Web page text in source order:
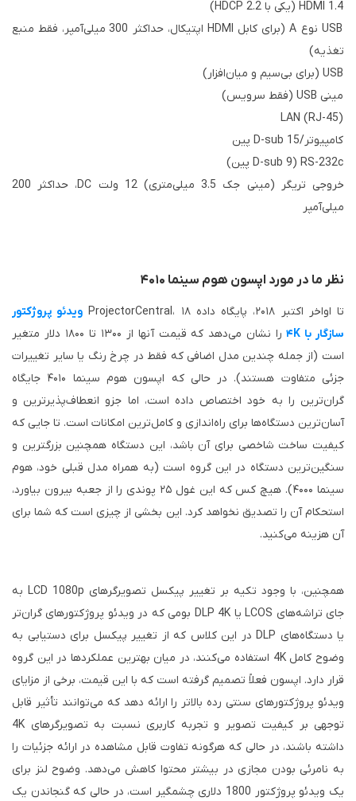
USB نوع A (برای کابل HDMI اپتیکال، حداکثر 300 میلی‌آمپر، فقط منبع
تغذیه)
مینی USB (فقط سرویس)
کامپیوتر/D-sub 15 پین
خروجی تریگر (مینی جک 3.5 میلی‌متری) 12 ولت DC، حداکثر 200
میلی‌آمپر
نظر ما در مورد اپسون هوم سینما ۴۰۱۰
تا اواخر اکتبر ۲۰۱۸، پایگاه داده ProjectorCentral، ۱۸
ویدئو پروژکتور
سازگار با ۴K
را نشان می‌دهد که قیمت آنها از ۱۳۰۰ تا ۱۸۰۰ دلار متغیر
است (از جمله چندین مدل اضافی که فقط در چرخ رنگ یا سایر تغییرات
جزئی متفاوت هستند). در حالی که اپسون هوم سینما ۴۰۱۰ جایگاه
گران‌ترین را به خود اختصاص داده است، اما جزو انعطاف‌پذیرترین و
آسان‌ترین دستگاه‌ها برای راه‌اندازی و کامل‌ترین امکانات است. تا جایی که
کیفیت ساخت شاخصی برای آن باشد، این دستگاه همچنین بزرگترین و
سنگین‌ترین دستگاه در این گروه است (به همراه مدل قبلی خود، هوم
سینما ۴۰۰۰). هیچ کس که این غول ۲۵ پوندی را از جعبه بیرون بیاورد،
استحکام آن را تصدیق نخواهد کرد. این بخشی از چیزی است که شما برای
آن هزینه می‌کنید.
همچنین، با وجود تکیه بر تغییر پیکسل تصویرگرهای LCD 1080p به
جای تراشه‌های LCOS یا DLP 4K بومی که در ویدئو پروژکتورهای گران‌تر
یا دستگاه‌های DLP در این کلاس که از تغییر پیکسل برای دستیابی به
وضوح کامل 4K استفاده می‌کنند، در میان بهترین عملکردها در این گروه
قرار دارد. اپسون فعلاً تصمیم گرفته است که با این قیمت، برخی از مزایای
ویدئو پروژکتورهای سنتی رده بالاتر را ارائه دهد که می‌توانند تأثیر قابل
توجهی بر کیفیت تصویر و تجربه کاربری نسبت به تصویرگرهای 4K
داشته باشند، در حالی که هرگونه تفاوت قابل مشاهده در ارائه جزئیات را
به نامرئی بودن مجازی در بیشتر محتوا کاهش می‌دهد. وضوح لنز برای
یک ویدئو پروژکتور 1800 دلاری چشمگیر است، در حالی که گنجاندن یک